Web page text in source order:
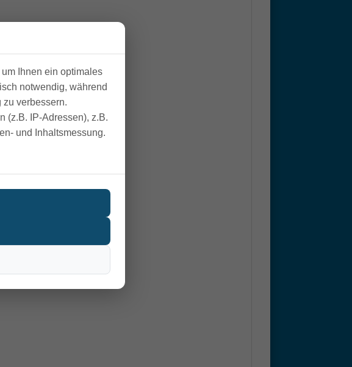
290
37
Ihnen ein optimales
notwendig, während
zu verbessern.
(z.B. IP-Adressen), z.B.
und Inhaltsmessung.